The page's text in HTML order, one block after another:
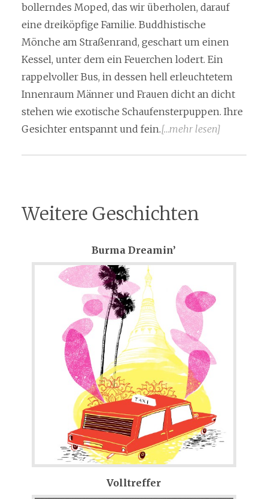
bollerndes Moped, das wir überholen, darauf
eine dreiköpfige Familie. Buddhistische
Mönche am Straßenrand, geschart um einen
Kessel, unter dem ein Feuerchen lodert. Ein
rappelvoller Bus, in dessen hell erleuchtetem
Innenraum Männer und Frauen dicht an dicht
stehen wie exotische Schaufensterpuppen. Ihre
Gesichter entspannt und fein.[…mehr lesen]
Weitere Geschichten
Burma Dreamin’
Volltreffer